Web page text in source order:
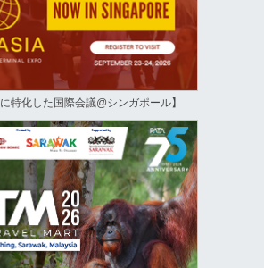
に特化した国際会議@シンガポール】